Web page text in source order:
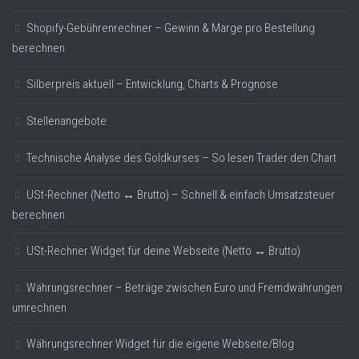
Shopify-Gebührenrechner – Gewinn & Marge pro Bestellung
berechnen
Silberpreis aktuell – Entwicklung, Charts & Prognose
Stellenangebote
Technische Analyse des Goldkurses – So lesen Trader den Chart
USt-Rechner (Netto ↔ Brutto) – Schnell & einfach Umsatzsteuer
berechnen
USt-Rechner Widget für deine Webseite (Netto ↔ Brutto)
Währungsrechner – Beträge zwischen Euro und Fremdwährungen
umrechnen
Währungsrechner Widget für die eigene Webseite/Blog